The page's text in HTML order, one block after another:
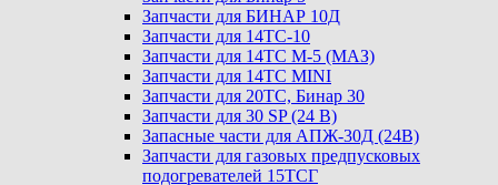
Запчасти для БИНАР 10Д
Запчасти для 14ТС-10
Запчасти для 14ТС М-5 (МАЗ)
Запчасти для 14ТС MINI
Запчасти для 20ТС, Бинар 30
Запчасти для 30 SP (24 В)
Запасные части для АПЖ-30Д (24В)
Запчасти для газовых предпусковых
подогревателей 15ТСГ